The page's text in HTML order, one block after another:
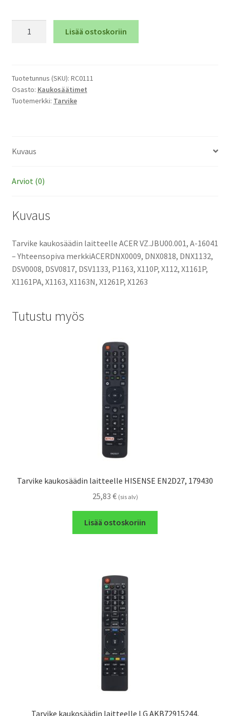
VZ.JBU00.001,
A-
16041
Lisää ostoskoriin
Tuotetunnus (SKU): RC0111
Osasto: Kaukosäätimet
Tuotemerkki: Tarvike
Kuvaus
Arviot (0)
Kuvaus
Tarvike kaukosäädin laitteelle ACER VZ.JBU00.001, A-16041
– Yhteensopiva merkkiACERDNX0009, DNX0818, DNX1132,
DSV0008, DSV0817, DSV1133, P1163, X110P, X112, X1161P,
X1161PA, X1163, X1163N, X1261P, X1263
Tutustu myös
Tarvike kaukosäädin laitteelle HISENSE EN2D27, 179430
25,83 € (sis alv)
Lisää ostoskoriin
Tarvike kaukosäädin laitteelle LG AKB72915244,